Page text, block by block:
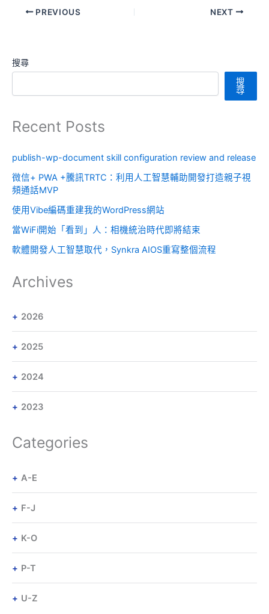
PREVIOUS NEXT
搜尋
搜
尋
Recent Posts
publish-wp-document skill configuration review and release
微信+ PWA +騰訊TRTC：利用人工智慧輔助開發打造親子視
頻通話MVP
使用Vibe編碼重建我的WordPress網站
當WiFi開始「看到」人：相機統治時代即將結束
軟體開發人工智慧取代，Synkra AIOS重寫整個流程
Archives
2026
2025
2024
2023
Categories
A-E
F-J
K-O
P-T
U-Z